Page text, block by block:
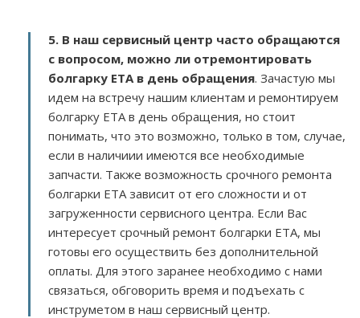
5. В наш сервисный центр часто обращаются
с вопросом, можно ли отремонтировать
болгарку ETA в день обращения. Зачастую мы
идем на встречу нашим клиентам и ремонтируем
болгарку ETA в день обращения, но стоит
понимать, что это возможно, только в том, случае,
если в наличиии имеются все необходимые
запчасти. Также возможность срочного ремонта
болгарки ETA зависит от его сложности и от
загруженности сервисного центра. Если Вас
интересует срочный ремонт болгарки ETA, мы
готовы его осуществить без дополнительной
оплаты. Для этого заранее необходимо с нами
связаться, обговорить время и подъехать с
инструметом в наш сервисный центр.